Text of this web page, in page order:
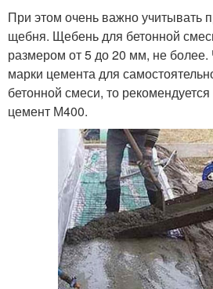
При этом очень важно учитывать
щебня. Щебень для бетонной
размером от 5 до 20 мм, не более.
марки цемента для
бетонной смеси, то
цемент М400.